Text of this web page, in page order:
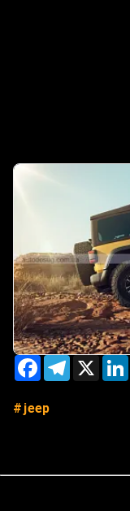
FacebookTelegram
X
jeep